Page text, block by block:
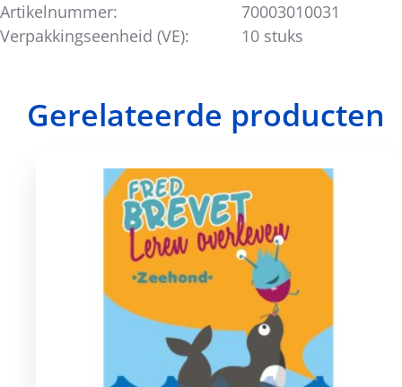
Artikelnummer:
70003010031
Verpakkingseenheid (VE):
10 stuks
Gerelateerde producten